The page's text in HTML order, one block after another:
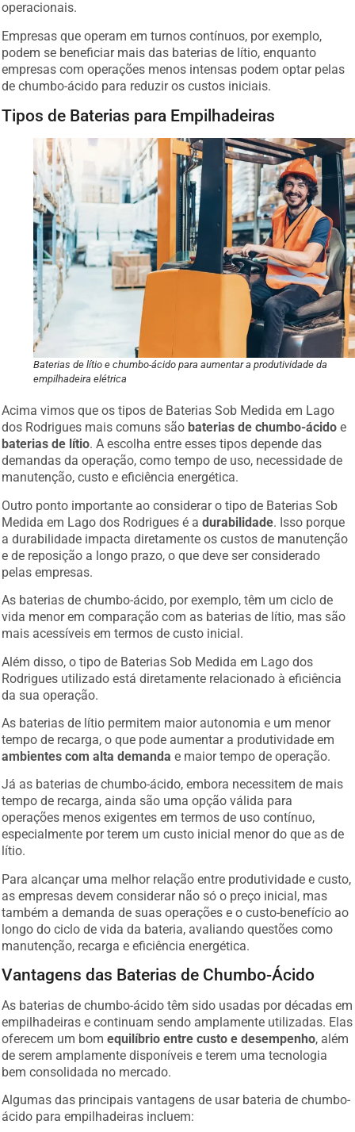
operacionais.
Empresas que operam em turnos contínuos, por exemplo,
podem se beneficiar mais das baterias de lítio, enquanto
empresas com operações menos intensas podem optar pelas
de chumbo-ácido para reduzir os custos iniciais.
Tipos de Baterias para Empilhadeiras
Baterias de lítio e chumbo-ácido para aumentar a produtividade da
empilhadeira elétrica
Acima vimos que os tipos de Baterias Sob Medida em Lago
dos Rodrigues mais comuns são baterias de chumbo-ácido e
baterias de lítio . A escolha entre esses tipos depende das
demandas da operação, como tempo de uso, necessidade de
manutenção, custo e eficiência energética.
Outro ponto importante ao considerar o tipo de Baterias Sob
Medida em Lago dos Rodrigues é adurabilidade . Isso porque
a durabilidade impacta diretamente os custos de manutenção
e de reposição a longo prazo, o que deve ser considerado
pelas empresas.
As baterias de chumbo-ácido, por exemplo, têm um ciclo de
vida menor em comparação com as baterias de lítio, mas são
mais acessíveis em termos de custo inicial.
Além disso, o tipo de Baterias Sob Medida em Lago dos
Rodrigues utilizado está diretamente relacionado à eficiência
da sua operação.
As baterias de lítio permitem maior autonomia e um menor
tempo de recarga, o que pode aumentar a produtividade em
ambientes com alta demanda e maior tempo de operação.
Já as baterias de chumbo-ácido, embora necessitem de mais
tempo de recarga, ainda são uma opção válida para
operações menos exigentes em termos de uso contínuo,
especialmente por terem um custo inicial menor do que as de
lítio.
Para alcançar uma melhor relação entre produtividade e custo,
as empresas devem considerar não só o preço inicial, mas
também a demanda de suas operações e o custo-benefício ao
longo do ciclo de vida da bateria, avaliando questões como
manutenção, recarga e eficiência energética.
Vantagens das Baterias de Chumbo-Ácido
As baterias de chumbo-ácido têm sido usadas por décadas em
empilhadeiras e continuam sendo amplamente utilizadas. Elas
oferecem um bomequilíbrio entre custo e desempenho , além
de serem amplamente disponíveis e terem uma tecnologia
bem consolidada no mercado.
Algumas das principais vantagens de usar bateria de chumbo-
ácido para empilhadeiras incluem: